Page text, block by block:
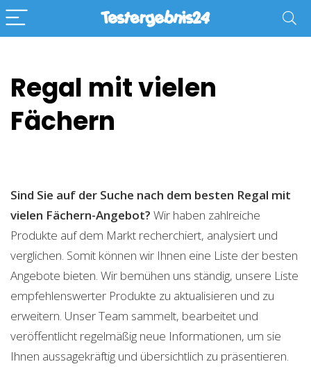
Regal mit vielen
Fächern
Sind Sie auf der Suche nach dem besten Regal mit
vielen Fächern-Angebot? Wir haben zahlreiche
Produkte auf dem Markt recherchiert, analysiert und
verglichen. Somit können wir Ihnen eine Liste der besten
Angebote bieten. Wir bemühen uns ständig, unsere Liste
empfehlenswerter Produkte zu aktualisieren und zu
erweitern. Unser Team sammelt, bearbeitet und
veröffentlicht regelmäßig neue Informationen, um sie
Ihnen aussagekräftig und übersichtlich zu präsentieren.